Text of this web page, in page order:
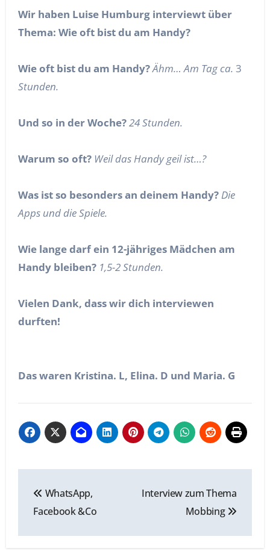
Wir haben Luise Humburg interviewt über
Thema: Wie oft bist du am Handy?
Wie oft bist du am Handy?Ähm… Am Tag ca. 3
Stunden.
Und so in der Woche?24 Stunden.
Warum so oft?Weil das Handy geil ist…?
Was ist so besonders an deinem Handy?Die
Apps und die Spiele.
Wie lange darf ein 12-jähriges Mädchen am
Handy bleiben?1,5-2 Stunden.
Vielen Dank, dass wir dich interviewen
durften!
Das waren Kristina. L, Elina. D und Maria. G
WhatsApp,
Facebook &Co
Interview zum Thema
Mobbing